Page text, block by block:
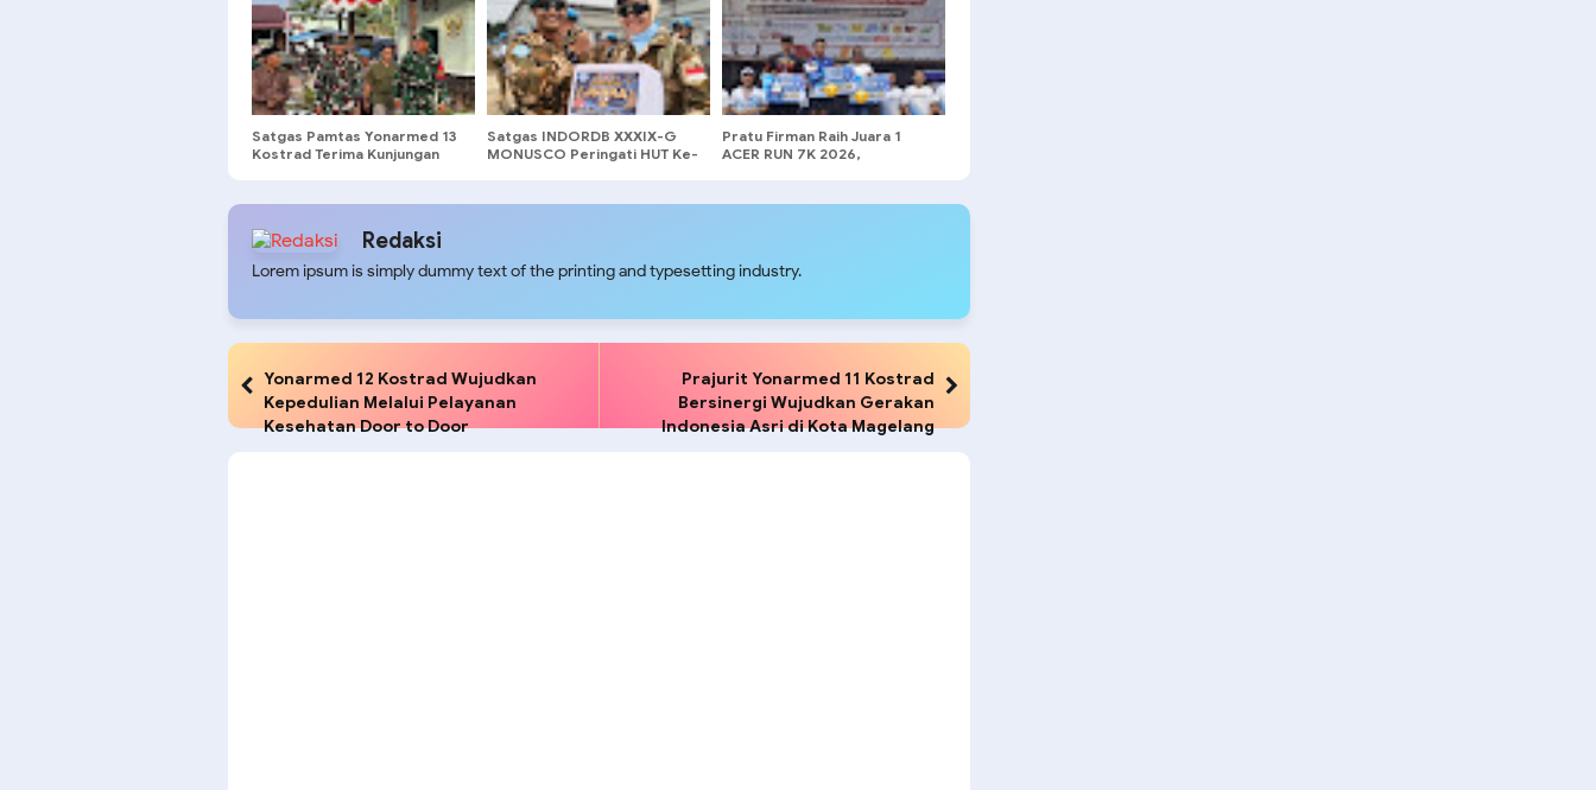
Satgas Pamtas Yonarmed 13
Kostrad Terima Kunjungan
Satgas INDORDB XXXIX-G
MONUSCO Peringati HUT Ke-
Kongo
Pratu Firman Raih Juara 1
ACER RUN 7K 2026,
Redaksi
Lorem ipsum is simply dummy text of the printing and typesetting industry.
Yonarmed 12 Kostrad Wujudkan
Kepedulian Melalui Pelayanan
Kesehatan Door to Door
Prajurit Yonarmed 11 Kostrad
Bersinergi Wujudkan Gerakan
Indonesia Asri di Kota Magelang